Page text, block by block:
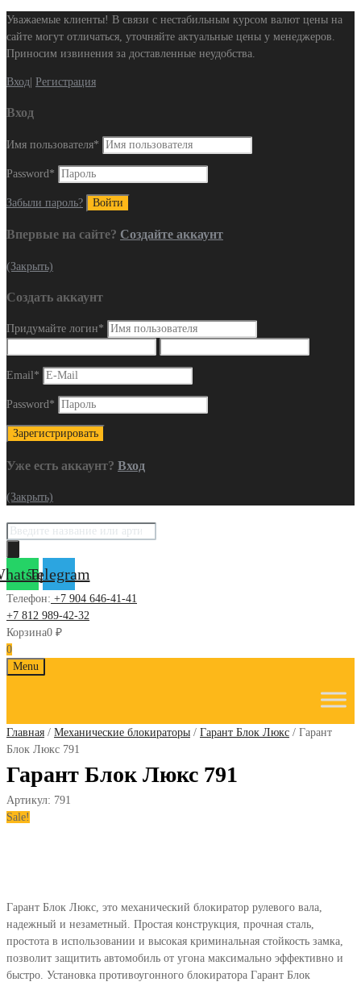
Уважаемые клиенты! В связи с нестабильным курсом валют цены на
сайте могут отличаться, уточняйте актуальные цены у менеджеров.
Приносим извинения за доставленные неудобства.
Вход Регистрация
Вход
Имя пользователя*
Password *
Забыли пароль?
Впервые на сайте? Создайте аккаунт
(Закрыть)
Создать аккаунт
Придумайте логин*
Email*
Password*
Уже есть аккаунт? Вход
(Закрыть)
Поиск
Telegram
Телефон: +7 904 646-41-41
+7 812 989-42-32
Корзина0 ₽
0
Skip
Menu
Главная / Механические блокираторы / Гарант Блок Люкс / Гарант
Блок Люкс 791
Гарант Блок Люкс 791
Артикул: 791
Sale!
Гарант Блок Люкс, это механический блокиратор рулевого вала,
надежный и незаметный. Простая конструкция, прочная сталь,
простота в использовании и высокая криминальная стойкость замка,
позволит защитить автомобиль от угона максимально эффективно и
быстро. Установка противоугонного блокиратора Гарант Блок